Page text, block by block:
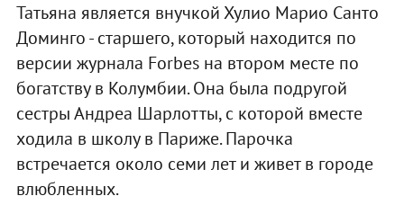
Татьяна является внучкой Хулио Марио Санто
Доминго - старшего, который находится по
версии журнала Forbes на втором месте по
богатству в Колумбии. Она была подругой
сестры Андреа Шарлотты, с которой вместе
ходила в школу в Париже. Парочка
встречается около семи лет и живет в городе
влюбленных.